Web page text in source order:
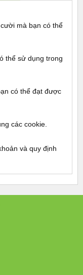
mà bạn có thể
thể sử dụng trong
có thể đạt được
các cookie.
và quy định